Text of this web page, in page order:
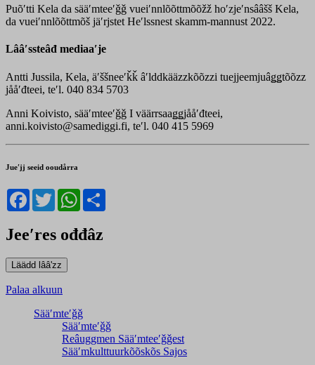
Puõʹtti Kela da sääʹmteeʹǧǧ vueiʹnnlõõttmõõžž hoʹzjeʹnsââšš Kela,
da vueiʹnnlõõttmõš jäʹrjstet Heʹlssnest skamm-mannust 2022.
Lââʹssteâđ mediaaʹje
Antti Jussila, Kela, äʹššneeʹǩǩ âʹlddkääzzkõõzzi tuejjeemjuâǥǥtõõzz
jååʹđteei, teʹl. 040 834 5703
Anni Koivisto, sääʹmteeʹǧǧ I väärrsaaǥǥjååʹđteei,
anni.koivisto@samediggi.fi, teʹl. 040 415 5969
Jueʹjj seeid ooudårra
Facebook
TwitterWhatsApp
Jeeʹres ođđâz
Palaa alkuun
Sääʹmteʹǧǧ
Sääʹmteʹǧǧ
Reâuggmen Sääʹmteeʹǧǧest
Sääʹmkulttuurkõõskõs Sajos